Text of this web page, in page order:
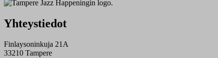
Yhteystiedot
Finlaysoninkuja 21A
33210 Tampere